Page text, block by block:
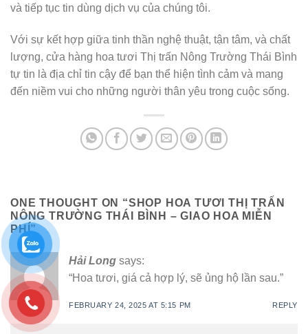
và tiếp tục tin dùng dịch vụ của chúng tôi.
Với sự kết hợp giữa tinh thần nghệ thuật, tận tâm, và chất
lượng, cửa hàng hoa tươi Thị trấn Nông Trường Thái Bình
tự tin là địa chỉ tin cậy để bạn thể hiện tình cảm và mang
đến niềm vui cho những người thân yêu trong cuộc sống.
ONE THOUGHT ON “SHOP HOA TƯƠI THỊ TRẤN
NÔNG TRƯỜNG THÁI BÌNH – GIAO HOA MIỄN
PHÍ”
Hải Long says:
“Hoa tươi, giá cả hợp lý, sẽ ủng hộ lần sau.”
FEBRUARY 24, 2025 AT 5:15 PM REPLY